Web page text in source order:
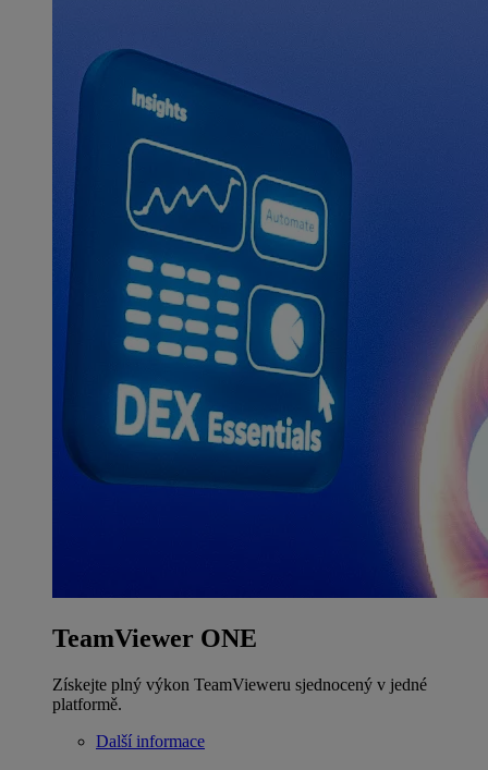
TeamViewer ONE
Získejte plný výkon TeamVieweru sjednocený v jedné
platformě.
Další informace